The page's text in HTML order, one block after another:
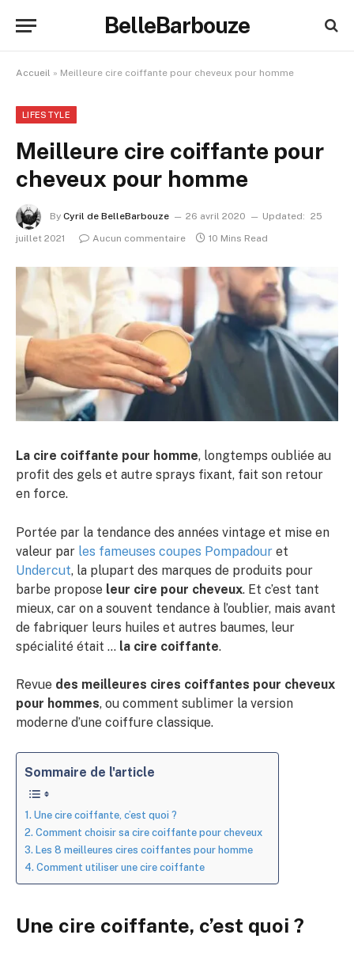
BelleBarbouze
Accueil » Meilleure cire coiffante pour cheveux pour homme
LIFESTYLE
Meilleure cire coiffante pour
cheveux pour homme
By Cyril de BelleBarbouze 26 avril 2020 Updated: 25
juillet 2021
Aucun commentaire 10 Mins Read
La cire coiffante pour homme, longtemps oubliée au
profit des gels et autre sprays fixant, fait son retour
en force.
Portée par la tendance des années vintage et mise en
valeur par les fameuses coupes Pompadour et
Undercut, la plupart des marques de produits pour
barbe propose leur cire pour cheveux. Et c’est tant
mieux, car on a souvent tendance à l’oublier, mais avant
de fabriquer leurs huiles et autres baumes, leur
spécialité était … la cire coiffante.
Revue des meilleures cires coiffantes pour cheveux
pour hommes, ou comment sublimer la version
moderne d’une coiffure classique.
Sommaire de l'article
Une cire coiffante, c’est quoi ?
Comment choisir sa cire coiffante pour cheveux
Les 8 meilleures cires coiffantes pour homme
Comment utiliser une cire coiffante
Une cire coiffante, c’est quoi ?